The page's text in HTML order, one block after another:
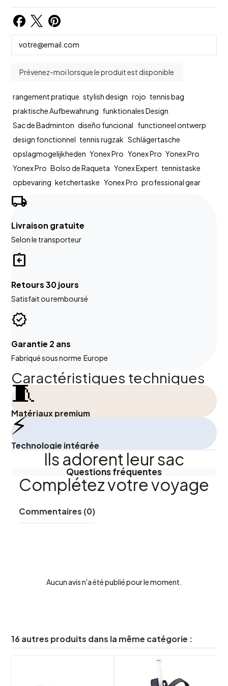
rangement pratique stylish design rojo tennis bag
praktische Aufbewahrung funktionales Design
Sac de Badminton diseño funcional functioneel ontwerp
design fonctionnel tennis rugzak Schlägertasche
opslagmogelijkheden Yonex Pro Yonex Pro Yonex Pro
Yonex Pro Bolso de Raqueta Yonex Expert tennistaske
opbevaring ketchertaske Yonex Pro professional gear
local_shipping
Livraison gratuite
Selon le transporteur
assignment_return
Retours 30 jours
Satisfait ou remboursé
verified
Garantie 2 ans
Fabriqué sous norme Europe
Caractéristiques techniques
🧵
Matériaux premium
⚡
Technologie intégrée
Ils adorent leur sac
Questions fréquentes
Complétez votre voyage
Commentaires (0)
Aucun avis n'a été publié pour le moment.
16 autres produits dans la même catégorie :